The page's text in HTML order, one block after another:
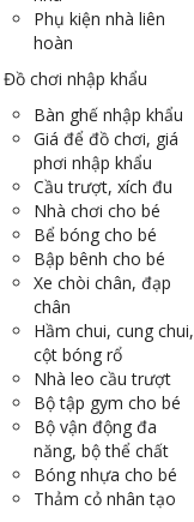
Phụ kiện nhà liên
hoàn
Đồ chơi nhập khẩu
Bàn ghế nhập khẩu
Giá để đồ chơi, giá
phơi nhập khẩu
Cầu trượt, xích đu
Nhà chơi cho bé
Bể bóng cho bé
Bập bênh cho bé
Xe chòi chân, đạp
chân
Hầm chui, cung chui,
cột bóng rổ
Nhà leo cầu trượt
Bộ tập gym cho bé
Bộ vận động đa
năng, bộ thể chất
Bóng nhựa cho bé
Thảm cỏ nhân tạo